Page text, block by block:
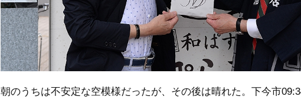
朝のうちは不安定な空模様だったが、その後は晴れた。下今市